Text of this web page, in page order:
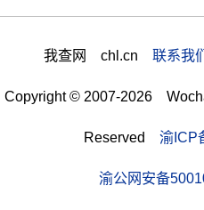
我查网 chl.cn 联系我
Copyright © 2007-2026
Reserved 渝ICP
渝公网安备